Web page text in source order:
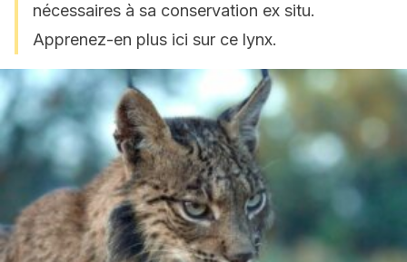
nécessaires à sa conservation ex situ.
Apprenez-en plus ici sur ce lynx.